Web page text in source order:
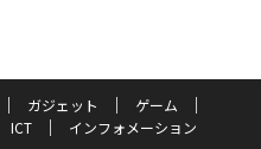
ガジェット
ゲーム
ICT
インフォメーション